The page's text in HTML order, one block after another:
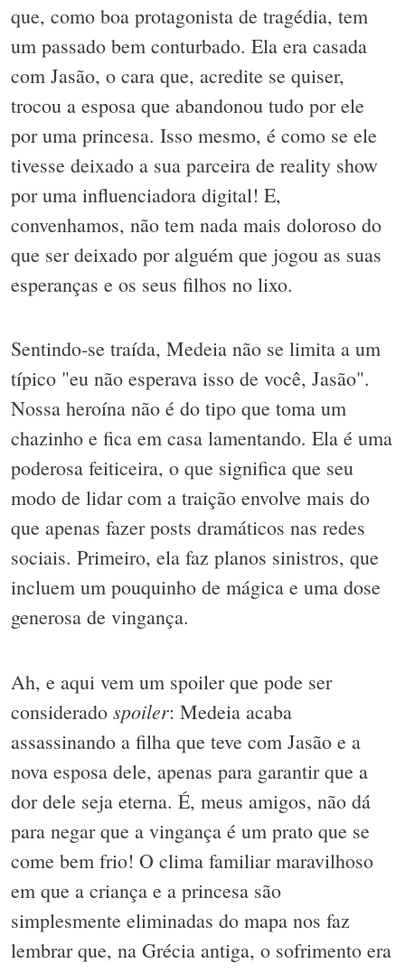
que, como boa protagonista de tragédia, tem
um passado bem conturbado. Ela era casada
com Jasão, o cara que, acredite se quiser,
trocou a esposa que abandonou tudo por ele
por uma princesa. Isso mesmo, é como se ele
tivesse deixado a sua parceira de reality show
por uma influenciadora digital! E,
convenhamos, não tem nada mais doloroso do
que ser deixado por alguém que jogou as suas
esperanças e os seus filhos no lixo.
Sentindo-se traída, Medeia não se limita a um
típico "eu não esperava isso de você, Jasão".
Nossa heroína não é do tipo que toma um
chazinho e fica em casa lamentando. Ela é uma
poderosa feiticeira, o que significa que seu
modo de lidar com a traição envolve mais do
que apenas fazer posts dramáticos nas redes
sociais. Primeiro, ela faz planos sinistros, que
incluem um pouquinho de mágica e uma dose
generosa de vingança.
Ah, e aqui vem um spoiler que pode ser
considerado spoiler: Medeia acaba
assassinando a filha que teve com Jasão e a
nova esposa dele, apenas para garantir que a
dor dele seja eterna. É, meus amigos, não dá
para negar que a vingança é um prato que se
come bem frio! O clima familiar maravilhoso
em que a criança e a princesa são
simplesmente eliminadas do mapa nos faz
lembrar que, na Grécia antiga, o sofrimento era